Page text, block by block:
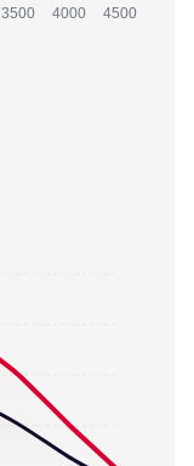
3500 4000 4500